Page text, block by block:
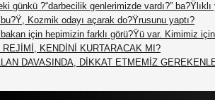
günkü ?“darbecilik genlerimizde vardı?”
Kozmik odayı açarak do?Ÿrusunu yaptı?
için hepimizin farklı görü?Ÿü var. Kimimiz
REJİMİ, KENDİNİ KURTARACAK MI?
DAVASINDA, DİKKAT ETMEMİZ